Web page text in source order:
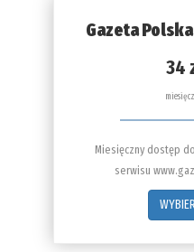
Gazeta
34
Miesięczny dostęp
serwisu